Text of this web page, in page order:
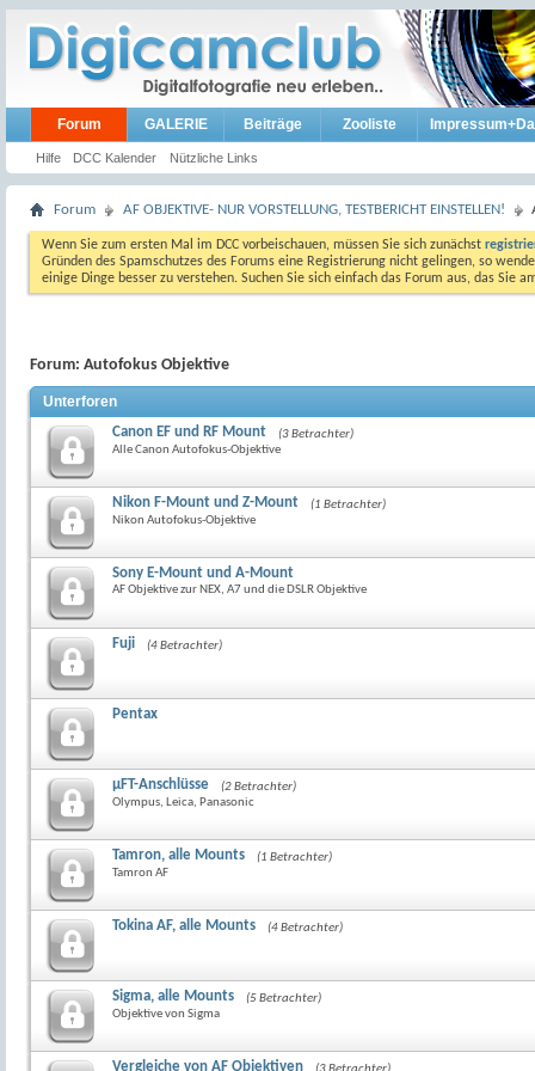
Forum
Hilfe DCC Kalender Nützliche Links
GALERIE Beiträge Zooliste
Forum AF OBJEKTIVE- NUR VORSTELLUNG, TESTBERICHT EINSTELLEN!
Wenn Sie zum ersten Mal im DCC vorbeischauen, müssen Sie sich zunächst
Gründen des Spamschutzes des Forums eine Registrierung nicht gelingen, so
einige Dinge besser zu verstehen. Suchen Sie sich einfach das Forum aus, das
Forum: Autofokus Objektive
Unterforen
Canon EF und RF Mount
(3 Betrachter)
Alle Canon Autofokus-Objektive
Nikon F-Mount und Z-Mount
(1 Betrachter)
Nikon Autofokus-Objektive
Sony E-Mount und A-Mount
AF Objektive zur NEX, A7 und die DSLR Objektive
Fuji (4 Betrachter)
Pentax
µFT-Anschlüsse
(2 Betrachter)
Olympus, Leica, Panasonic
Tamron, alle Mounts
(1 Betrachter)
Tamron AF
Tokina AF, alle Mounts (4 Betrachter)
Sigma, alle Mounts
(5 Betrachter)
Objektive von Sigma
Vergleiche von AF Objektiven